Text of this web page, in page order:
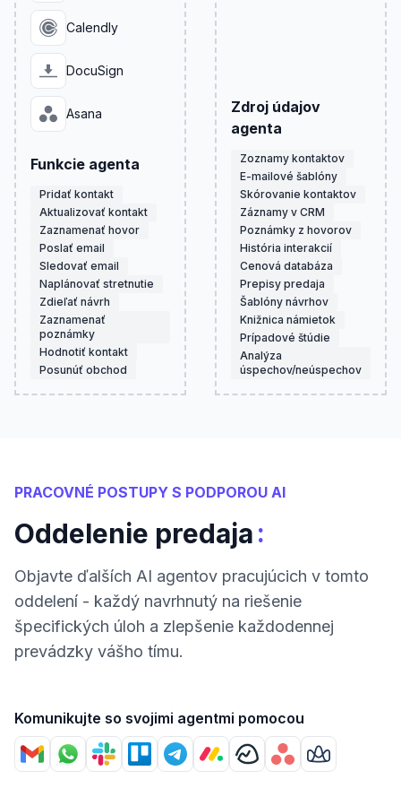
Calendly
DocuSign
Asana
Funkcie agenta
Pridať kontakt
Aktualizovať kontakt
Zaznamenať hovor
Poslať email
Sledovať email
Naplánovať stretnutie
Zdieľať návrh
Zaznamenať
poznámky
Hodnotiť kontakt
Posunúť obchod
Zdroj údajov
agenta
Zoznamy kontaktov
E-mailové šablóny
Skórovanie kontaktov
Záznamy v CRM
Poznámky z hovorov
História interakcií
Cenová databáza
Prepisy predaja
Šablóny návrhov
Knižnica námietok
Prípadové štúdie
Analýza
úspechov/neúspechov
PRACOVNÉ POSTUPY S PODPOROU AI
Oddelenie predaja:
Objavte ďalších AI agentov pracujúcich v tomto
oddelení - každý navrhnutý na riešenie
špecifických úloh a zlepšenie každodennej
prevádzky vášho tímu.
Komunikujte so svojimi agentmi pomocou